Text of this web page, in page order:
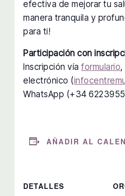
efectiva de mejorar tu
manera tranquila y
para ti!
Participación con
Inscripción víaformulario
electrónico (
WhatsApp (+34
AÑADIR AL
DETALLES